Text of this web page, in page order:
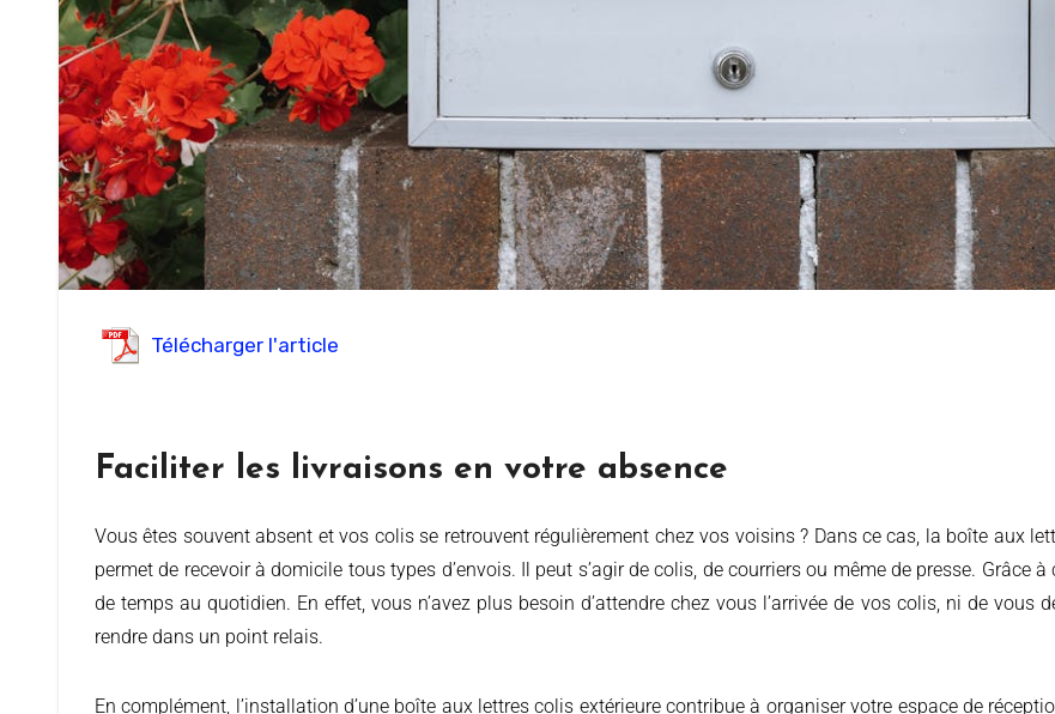
Télécharger l'article
Faciliter les livraisons en votre absence
Vous êtes souvent absent et vos colis se retrouvent régulièrement chez vos voisins ? Dans ce cas, la boîte aux lettres colis représente la solution idéale et sécurisée. Elle
permet de recevoir à domicile tous types d’envois. Il peut s’agir de colis, de courriers ou même de presse. Grâce
de temps au quotidien. En effet, vous n’avez plus besoin d’attendre chez vous l’arrivée de vos colis, ni de vous
rendre dans un point relais.
En complément, l’installation d’une boîte aux lettres colis extérieure contribue à organiser votre espace de